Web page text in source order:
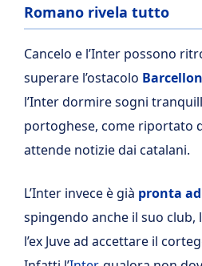
Romano rivela tutto
Cancelo e l’Inter possono
superare l’ostacolo
l’Inter dormire sogni
portoghese, come riportato
attende notizie dai catalani.
L’Inter invece è già pronta
spingendo anche il suo club,
l’ex Juve ad accettare il